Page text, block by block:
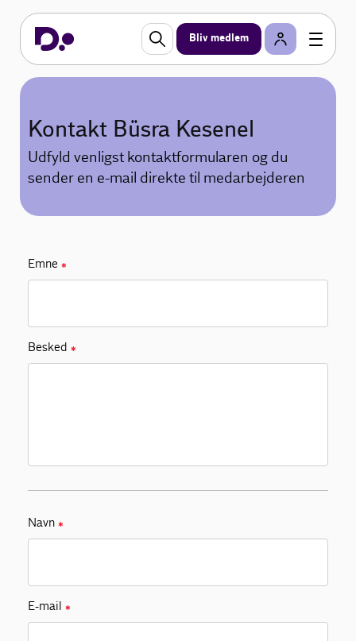
Bliv medlem
Kontakt Büsra Kesenel
Udfyld venligst kontaktformularen og du
sender en e-mail direkte til medarbejderen
Emne ✱
Besked ✱
Navn ✱
E-mail ✱